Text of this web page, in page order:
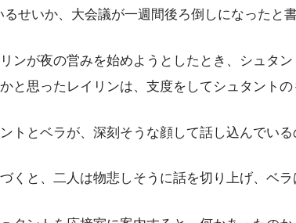
せいか、大会議が一週間後ろ倒しになったと書
ンが夜の営みを始めようとしたとき、シュタ
と思ったレイリンは、支度をしてシュタントの
トとベラが、深刻そうな顔して話し込んでいる
くと、二人は物悲しそうに話を切り上げ、ベラ